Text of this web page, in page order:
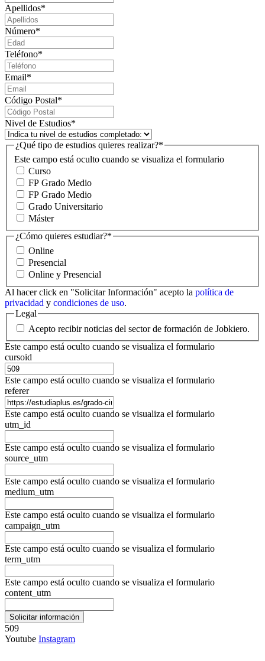
Apellidos*
Número*
Teléfono*
Email*
Código Postal*
Nivel de Estudios*
Este campo está oculto cuando se visualiza el formulario
¿Qué tipo de estudios quieres realizar?*
Curso
FP Grado Medio
FP Grado Medio
Grado Universitario
Máster
¿Cómo quieres estudiar?*
Online
Presencial
Online y Presencial
Al hacer click en "Solicitar Información" acepto la política de
privacidad y condiciones de uso.
Legal
Acepto recibir noticias del sector de formación de Jobkiero.
Este campo está oculto cuando se visualiza el formulario
cursoid
Este campo está oculto cuando se visualiza el formulario
referer
Este campo está oculto cuando se visualiza el formulario
utm_id
Este campo está oculto cuando se visualiza el formulario
source_utm
Este campo está oculto cuando se visualiza el formulario
medium_utm
Este campo está oculto cuando se visualiza el formulario
campaign_utm
Este campo está oculto cuando se visualiza el formulario
term_utm
Este campo está oculto cuando se visualiza el formulario
content_utm
509
Youtube Instagram